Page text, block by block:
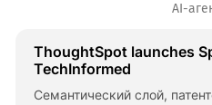
AI-
ThoughtSpot launches
TechInformed
Семантический слой,